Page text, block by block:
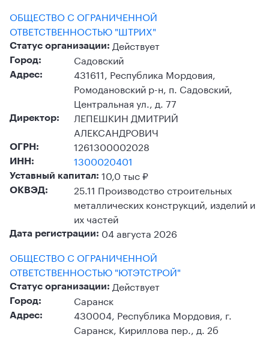
ОБЩЕСТВО С ОГРАНИЧЕННОЙ
ОТВЕТСТВЕННОСТЬЮ "ШТРИХ"
Статус организации: Действует
Город: Садовский
Адрес:
431611, Республика Мордовия,
Ромодановский р-н, п. Садовский,
Центральная ул., д. 77
Директор:
ЛЕПЕШКИН ДМИТРИЙ
АЛЕКСАНДРОВИЧ
ОГРН: 1261300002028
ИНН: 1300020401
Уставный капитал: 10,0 тыс ₽
ОКВЭД:
25.11 Производство строительных
металлических конструкций, изделий и
их частей
Дата регистрации: 04 августа 2026
ОБЩЕСТВО С ОГРАНИЧЕННОЙ
ОТВЕТСТВЕННОСТЬЮ "ЮТЭТСТРОЙ"
Статус организации: Действует
Город: Саранск
Адрес:
430004, Республика Мордовия, г.
Саранск, Кириллова пер., д. 2б